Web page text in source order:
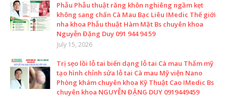
Phẫu Phẫu thuật răng khôn nghiêng ngầm kẹt
không sang chấn Cà Mau Bạc Liêu IMedic Thế giới
nha khoa Phẫu thuật Hàm Mặt Bs chuyên khoa
Nguyễn Đặng Duy 091 944 94 59
July 15, 2026
Trị sẹo lồi lỗ tai biến dạng lỗ tai Cà mau Thẩm mỹ
tạo hình chỉnh sửa lỗ tai Cà mau Mỹ viện Nano
Phòng khám chuyên khoa Kỹ Thuật Cao IMedic Bs
chuyên khoa NGUYỄN ĐẶNG DUY 0919449459